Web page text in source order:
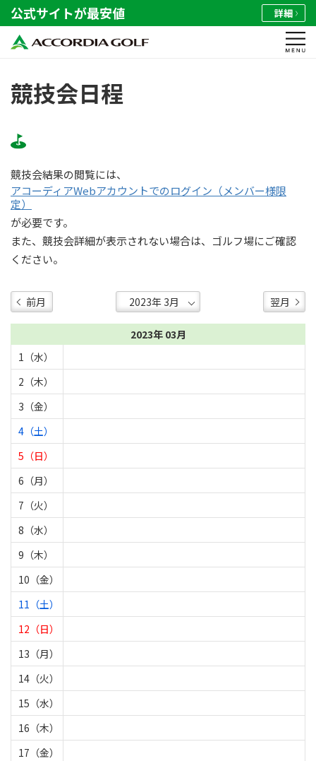
公式サイトが最安値 詳細
競技会日程
競技会結果の閲覧には、
アコーディアWebアカウントでのログイン（メンバー様限
定）
が必要です。
また、競技会詳細が表示されない場合は、ゴルフ場にご確認
ください。
前月 翌月
2023年 03月
1（水）
2（木）
3（金）
4（土）
5（日）
6（月）
7（火）
8（水）
9（木）
10（金）
11（土）
12（日）
13（月）
14（火）
15（水）
16（木）
17（金）